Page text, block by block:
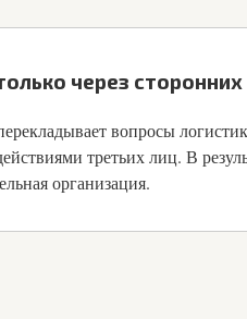
через
вопросы
третьих лиц. В
организация.